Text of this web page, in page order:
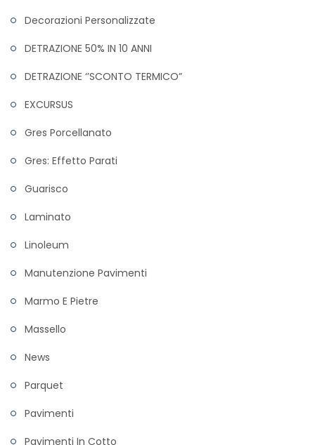
Decorazioni Personalizzate
DETRAZIONE 50% IN 10 ANNI
DETRAZIONE ‘’SCONTO TERMICO”
EXCURSUS
Gres Porcellanato
Gres: Effetto Parati
Guarisco
Laminato
Linoleum
Manutenzione Pavimenti
Marmo E Pietre
Massello
News
Parquet
Pavimenti
Pavimenti In Cotto